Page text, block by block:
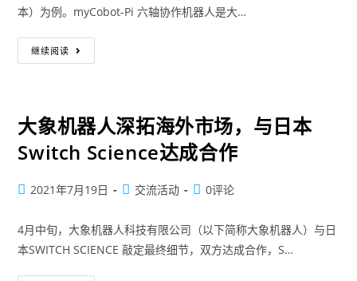
本）为例。myCobot-Pi 六轴协作机器人是大…
继续阅读
大象机器人深拓海外市场，与日本
Switch Science达成合作
2021年7月19日 交流活动 0评论
4月中旬，大象机器人科技有限公司（以下简称大象机器人）与日
本SWITCH SCIENCE 敲定最终细节，双方达成合作，S…